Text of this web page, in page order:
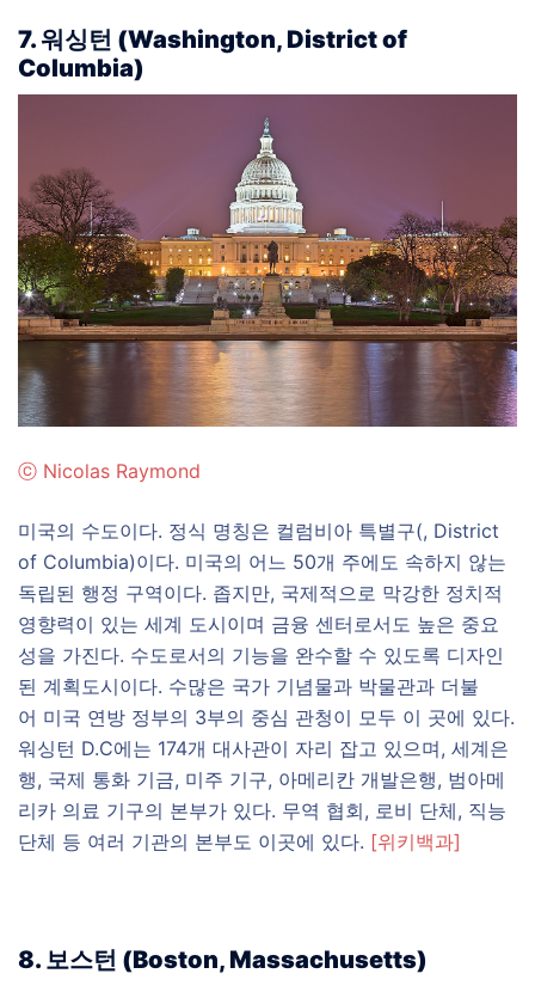
7. 워싱턴 (Washington, District of
Columbia)
ⓒ Nicolas Raymond
미국의 수도이다. 정식 명칭은 컬럼비아 특별구(, District
of Columbia)이다. 미국의 어느 50개 주에도 속하지 않는
독립된 행정 구역이다. 좁지만, 국제적으로 막강한 정치적
영향력이 있는 세계 도시이며 금융 센터로서도 높은 중요
성을 가진다. 수도로서의 기능을 완수할 수 있도록 디자인
된 계획도시이다. 수많은 국가 기념물과 박물관과 더불
어 미국 연방 정부의 3부의 중심 관청이 모두 이 곳에 있다.
워싱턴 D.C에는 174개 대사관이 자리 잡고 있으며, 세계은
행, 국제 통화 기금, 미주 기구, 아메리칸 개발은행, 범아메
리카 의료 기구의 본부가 있다. 무역 협회, 로비 단체, 직능
단체 등 여러 기관의 본부도 이곳에 있다. [위키백과]
8. 보스턴 (Boston, Massachusetts)